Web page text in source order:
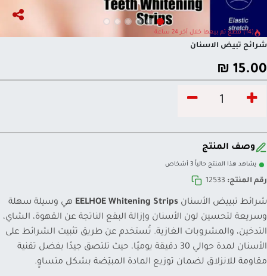
(14) قطع تم بيعها خلال آخر 24 ساعة
شرائح تبيض الاسنان
15.00
₪
وصف المنتج
يشاهد هذا المنتج حالياً 3 أشخاص
رقم المنتج: 12533
شرائط تبييض الأسنان EELHOE Whitening Strips هي وسيلة سهلة
وسريعة لتحسين لون الأسنان وإزالة البقع الناتجة عن القهوة، الشاي،
التدخين، والمشروبات الغازية. تُستخدم عن طريق تثبيت الشرائط على
الأسنان لمدة حوالي 30 دقيقة يوميًا، حيث تلتصق جيدًا بفضل تقنية
مقاومة للانزلاق لضمان توزيع المادة المبيّضة بشكل متساوٍ.